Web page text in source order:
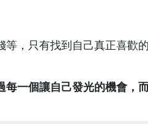
，只有找到自己真正喜歡
一個讓自己發光的機會，